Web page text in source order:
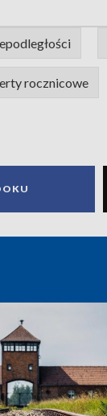
rocznicowe